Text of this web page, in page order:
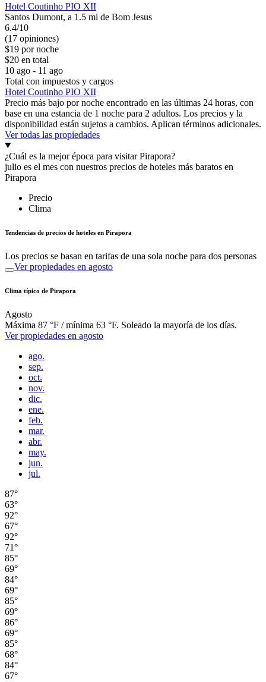
Hotel Coutinho PIO XII
Santos Dumont, a 1.5 mi de Bom Jesus
6.4/10
(17 opiniones)
$19 por noche
$20 en total
10 ago - 11 ago
Total con impuestos y cargos
Hotel Coutinho PIO XII
Precio más bajo por noche encontrado en las últimas 24 horas, con
base en una estancia de 1 noche para 2 adultos. Los precios y la
disponibilidad están sujetos a cambios. Aplican términos adicionales.
Ver todas las propiedades
¿Cuál es la mejor época para visitar Pirapora?
julio es el mes con nuestros precios de hoteles más baratos en
Pirapora
Precio
Clima
Tendencias de precios de hoteles en Pirapora
Los precios se basan en tarifas de una sola noche para dos personas
Ver propiedades en agosto
Clima típico de Pirapora
Agosto
Máxima 87 °F / mínima 63 °F. Soleado la mayoría de los días.
Ver propiedades en agosto
ago.
sep.
oct.
nov.
dic.
ene.
feb.
mar.
abr.
may.
jun.
jul.
87°
63°
92°
67°
92°
71°
85°
69°
84°
69°
85°
69°
86°
69°
85°
68°
84°
67°